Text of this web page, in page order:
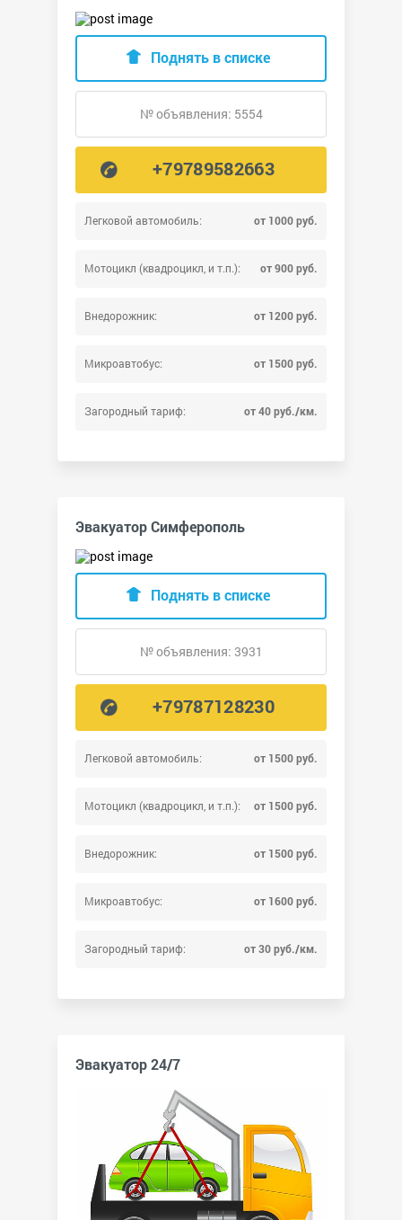
Легковой автомобиль: от 1000 руб.
Мотоцикл (квадроцикл, и т.п.): от 900 руб.
Внедорожник: от 1200 руб.
Микроавтобус: от 1500 руб.
Загородный тариф: от 40 руб./км.
Поднять в списке
№ объявления: 5554
+79789582663
Эвакуатор Симферополь
Легковой автомобиль: от 1500 руб.
Мотоцикл (квадроцикл, и т.п.): от 1500 руб.
Внедорожник: от 1500 руб.
Микроавтобус: от 1600 руб.
Загородный тариф: от 30 руб./км.
Поднять в списке
№ объявления: 3931
+79787128230
Эвакуатор 24/7